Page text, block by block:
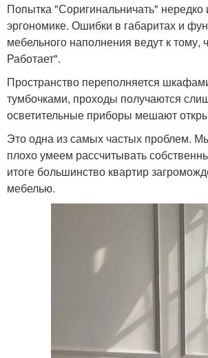
Попытка "Соригинальничать" нередко
эргономике. Ошибки в габаритах и
мебельного наполнения ведут к тому,
Работает".
Пространство переполняется
тумбочками, проходы получаются
осветительные приборы мешают
Это одна из самых частых проблем.
плохо умеем рассчитывать
итоге большинство квартир
мебелью.